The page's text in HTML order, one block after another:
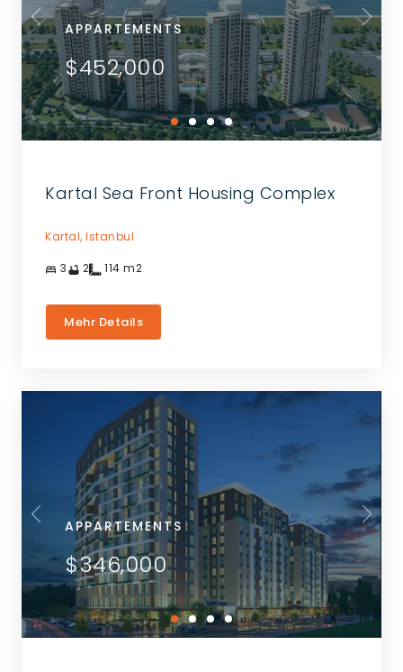
APPARTEMENTS
$452,000
Kartal Sea Front Housing Complex
Kartal, Istanbul
3 2 114 m2
Mehr Details
APPARTEMENTS
$346,000